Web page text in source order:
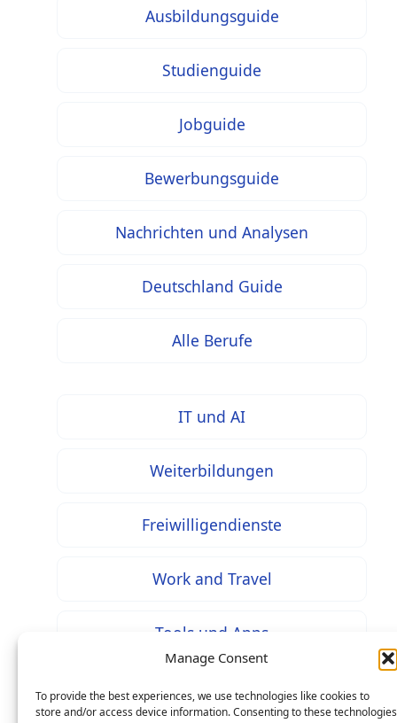
Manage Consent
To provide the best experiences, we use technologies like cookies to
store and/or access device information. Consenting to these technologies
Ausbildungsguide
Studienguide
Jobguide
Bewerbungsguide
Nachrichten und Analysen
Deutschland Guide
Alle Berufe
IT und AI
Weiterbildungen
Freiwilligendienste
Work and Travel
Tools und Apps